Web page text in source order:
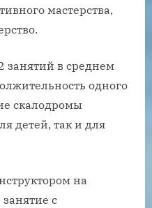
мастерства,
занятий в среднем
одного
скалодромы
детей, так и для
на
с